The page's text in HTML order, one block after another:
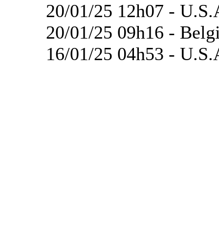
20/01/25 12h07 -
20/01/25 09h16 -
16/01/25 04h53 -